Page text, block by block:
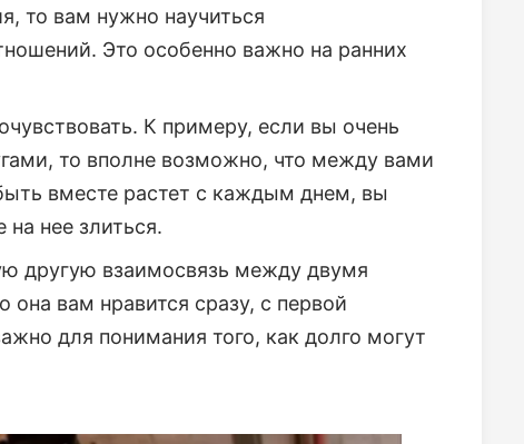
то вам нужно научиться
Это особенно важно на ранних
К примеру, если вы очень
то вполне возможно, что между вами
вместе растет с каждым днем, вы
нее злиться.
другую взаимосвязь между двумя
она вам нравится сразу, с первой
для понимания того, как долго могут